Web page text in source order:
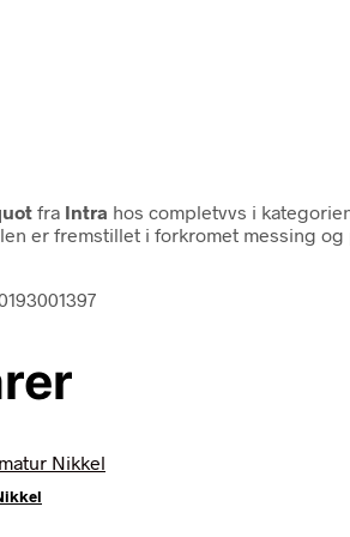
fra Intra hos completvvs i
er fremstillet i forkromet messing